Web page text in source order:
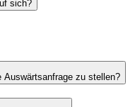
sich?
zu stellen?